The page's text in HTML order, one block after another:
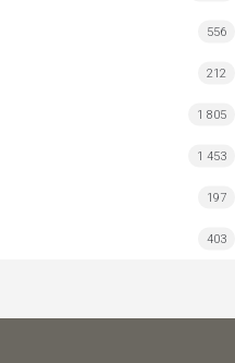
556
212
1 805
1 453
197
403